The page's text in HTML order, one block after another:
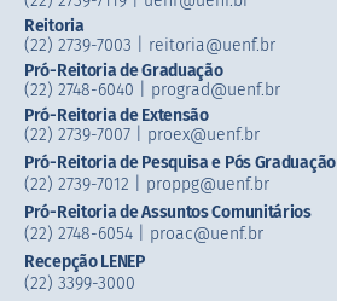
Reitoria
(22) 2739-7003 |​ reitoria@uenf.br
Pró-Reitoria de Graduação
(22) 2748-6040 | prograd@uenf.br
Pró-Reitoria de Extensão
(22) 2739-7007​ | proex@uenf.br
Pró-Reitoria de Pesquisa e Pós Graduação
(22) 2739-7012 | proppg@uenf.br
Pró-Reitoria de Assuntos Comunitários
(22) 2748-6054​ | proac@uenf.br
Recepção LENEP
(22) 3399-3000